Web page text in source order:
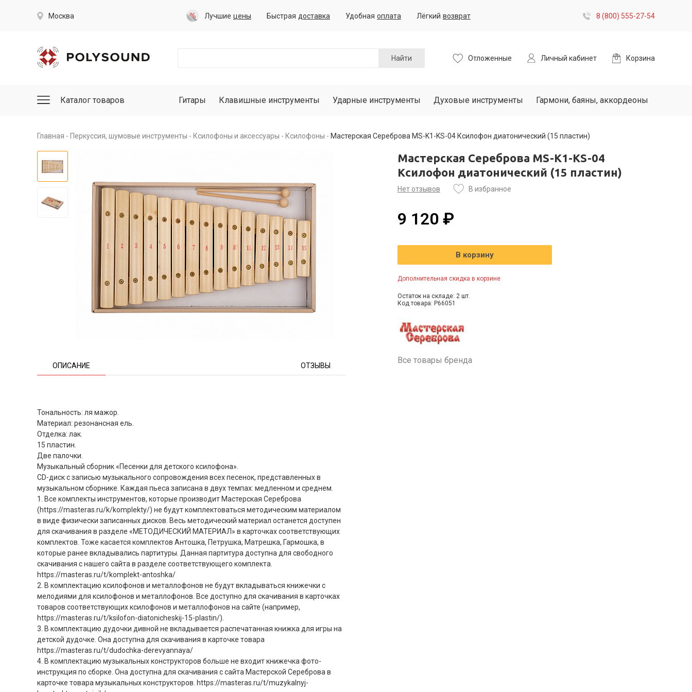
Москва Лучшие цены Быстрая доставка Удобная оплата Лёгкий возврат 8 (800) 555-27-54
Найти Отложенные Личный кабинет Корзина
Каталог товаров Гитары Клавишные инструменты Ударные инструменты Духовые инструменты Гармони, баяны, аккордеоны
Главная Перкуссия, шумовые инструменты Ксилофоны и аксессуары Ксилофоны Мастерская Сереброва MS-K1-KS-04 Ксилофон диатонический (15 пластин)
ОПИСАНИЕ ОТЗЫВЫ
Тональность: ля мажор.
Материал: резонансная ель.
Отделка: лак.
15 пластин.
Две палочки.
Музыкальный сборник «Песенки для детского ксилофона».
СD-диск с записью музыкального сопровождения всех песенок, представленных в
музыкальном сборнике. Каждая пьеса записана в двух темпах: медленном и среднем.
1. Все комплекты инструментов, которые производит Мастерская Сереброва
(https://masteras.ru/k/komplekty/) не будут комплектоваться методическим материалом
в виде физически записанных дисков. Весь методический материал останется доступен
для скачивания в разделе «МЕТОДИЧЕСКИЙ МАТЕРИАЛ» в карточках соответствующих
комплектов. Тоже касается комплектов Антошка, Петрушка, Матрешка, Гармошка, в
которые ранее вкладывались партитуры. Данная партитура доступна для свободного
скачивания с нашего сайта в разделе соответствующего комплекта.
https://masteras.ru/t/komplekt-antoshka/
2. В комплектацию ксилофонов и металлофонов не будут вкладываться книжечки с
мелодиями для ксилофонов и металлофонов. Все доступно для скачивания в карточках
товаров соответствующих ксилофонов и металлофонов на сайте (например,
https://masteras.ru/t/ksilofon-diatonicheskij-15-plastin/).
3. В комплектацию дудочки дивной не вкладывается распечатанная книжка для игры на
детской дудочке. Она доступна для скачивания в карточке товара
https://masteras.ru/t/dudochka-derevyannaya/
4. В комплектацию музыкальных конструкторов больше не входит книжечка фото-
инструкция по сборке. Она доступна для скачивания с сайта Мастерской Сереброва в
карточке товара музыкальных конструкторов. https://masteras.ru/t/muzykalnyj-
Мастерская Сереброва MS-K1-KS-04
Ксилофон диатонический (15 пластин)
Нет отзывов В избранное
9 120 ₽
В корзину
Дополнительная скидка в корзине
Остаток на складе: 2 шт.
Код товара: P66051
Все товары бренда